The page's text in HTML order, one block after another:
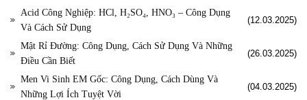
Acid Công Nghiệp: HCl, H₂SO₄, HNO₃ – Công Dụng
Và Cách Sử Dụng
(12.03.2025)
Mật Rỉ Đường: Công Dụng, Cách Sử Dụng Và Những
Điều Cần Biết
(26.03.2025)
Men Vi Sinh EM Gốc: Công Dụng, Cách Dùng Và
Những Lợi Ích Tuyệt Vời
(04.03.2025)